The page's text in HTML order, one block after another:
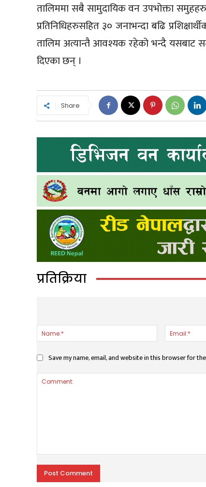
तालिममा सबै सामुदायिक वन उपभोक्ता
प्रतिनिधिहरुसहित ३० जनाभन्दा बढि
तालिम अत्यान्तै आवश्यक रहेको भन्दै यसबाट
दिएका छन् ।
Share
प्रतिक्रिया
Name:*
Save my name, email, and website in this browser for